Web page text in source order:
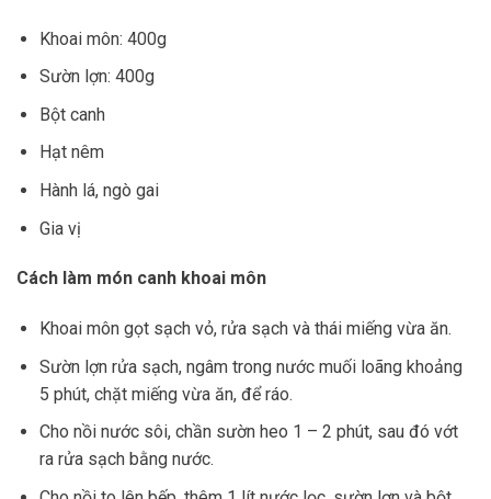
Khoai môn: 400g
Sườn lợn: 400g
Bột canh
Hạt nêm
Hành lá, ngò gai
Gia vị
Cách làm món canh khoai môn
Khoai môn gọt sạch vỏ, rửa sạch và thái miếng vừa ăn.
Sườn lợn rửa sạch, ngâm trong nước muối loãng khoảng
5 phút, chặt miếng vừa ăn, để ráo.
Cho nồi nước sôi, chần sườn heo 1 – 2 phút, sau đó vớt
ra rửa sạch bằng nước.